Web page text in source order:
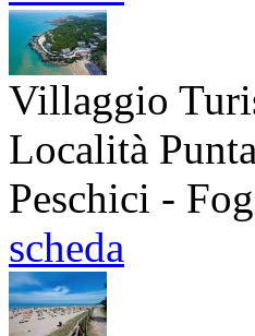
Villaggio
Località
Peschici -
scheda